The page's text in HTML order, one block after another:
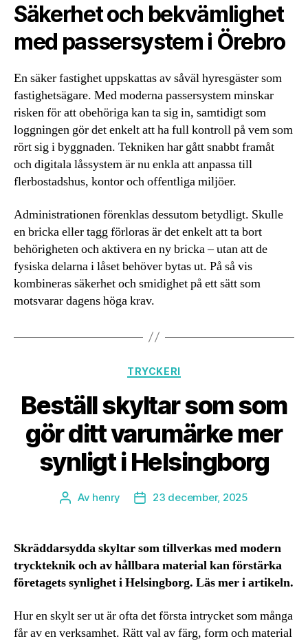
Säkerhet och bekvämlighet
med passersystem i Örebro
En säker fastighet uppskattas av såväl hyresgäster som
fastighetsägare. Med moderna passersystem minskar
risken för att obehöriga kan ta sig in, samtidigt som
loggningen gör det enkelt att ha full kontroll på vem som
rört sig i byggnaden. Tekniken har gått snabbt framåt
och digitala låssystem är nu enkla att anpassa till
flerbostadshus, kontor och offentliga miljöer.
Administrationen förenklas dessutom betydligt. Skulle
en bricka eller tagg förloras är det enkelt att ta bort
behörigheten och aktivera en ny bricka – utan att de
fysiska delarna i låset behöver bytas ut. På så vis
kombineras säkerhet och smidighet på ett sätt som
motsvarar dagens höga krav.
Kategorier
TRYCKERI
Beställ skyltar som som
gör ditt varumärke mer
synligt i Helsingborg
Inläggsförfattare
Av henry Inläggsdatum
23 december, 2025
Skräddarsydda skyltar som tillverkas med modern
tryckteknik och av hållbara material kan förstärka
företagets synlighet i Helsingborg. Läs mer i artikeln.
Hur en skylt ser ut är ofta det första intrycket som många
får av en verksamhet. Rätt val av färg, form och material